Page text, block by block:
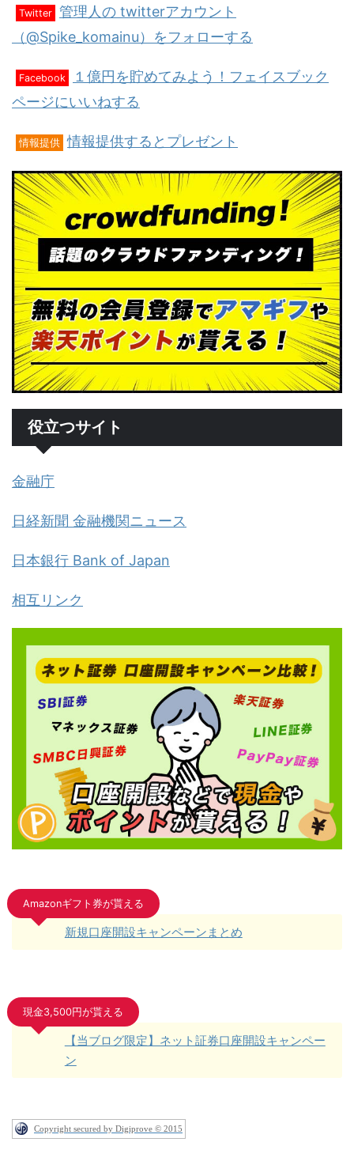
Twitter 管理人の twitterアカウント
（@Spike_komainu）をフォローする
Facebook
１億円を貯めてみよう！フェイスブック
ページにいいねする
情報提供 情報提供するとプレゼント
役立つサイト
金融庁
日経新聞 金融機関ニュース
日本銀行 Bank of Japan
相互リンク
Amazonギフト券が貰える
新規口座開設キャンペーンまとめ
現金3,500円が貰える
【当ブログ限定】ネット証券口座開設キャンペー
ン
Copyright secured by Digiprove © 2015